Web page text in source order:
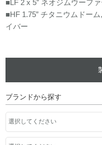
■LF 2 x 5” ネオジムウーフ
■HF 1.75” チタニウムドー
イバー
ブランドから探す